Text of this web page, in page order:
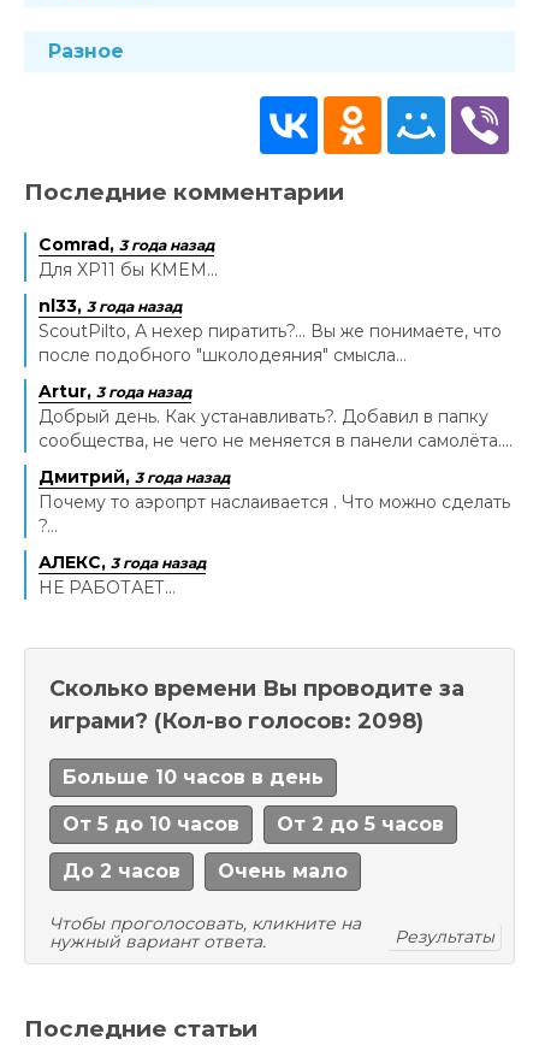
Разное
Последние комментарии
Comrad, 3 года назад
Для XP11 бы KMEM...
nl33, 3 года назад
ScoutPilto, А нехер пиратить?... Вы же понимаете, что
после подобного "школодеяния" смысла...
Artur, 3 года назад
Добрый день. Как устанавливать?. Добавил в папку
сообщества, не чего не меняется в панели самолёта....
Дмитрий, 3 года назад
Почему то аэропрт наслаивается . Что можно сделать
?...
АЛЕКС, 3 года назад
НЕ РАБОТАЕТ...
Сколько времени Вы проводите за
играми? (Кол-во голосов: 2098)
Больше 10 часов в день
От 5 до 10 часов От 2 до 5 часов
До 2 часов Очень мало
Чтобы проголосовать, кликните на
нужный вариант ответа.
Результаты
Последние статьи